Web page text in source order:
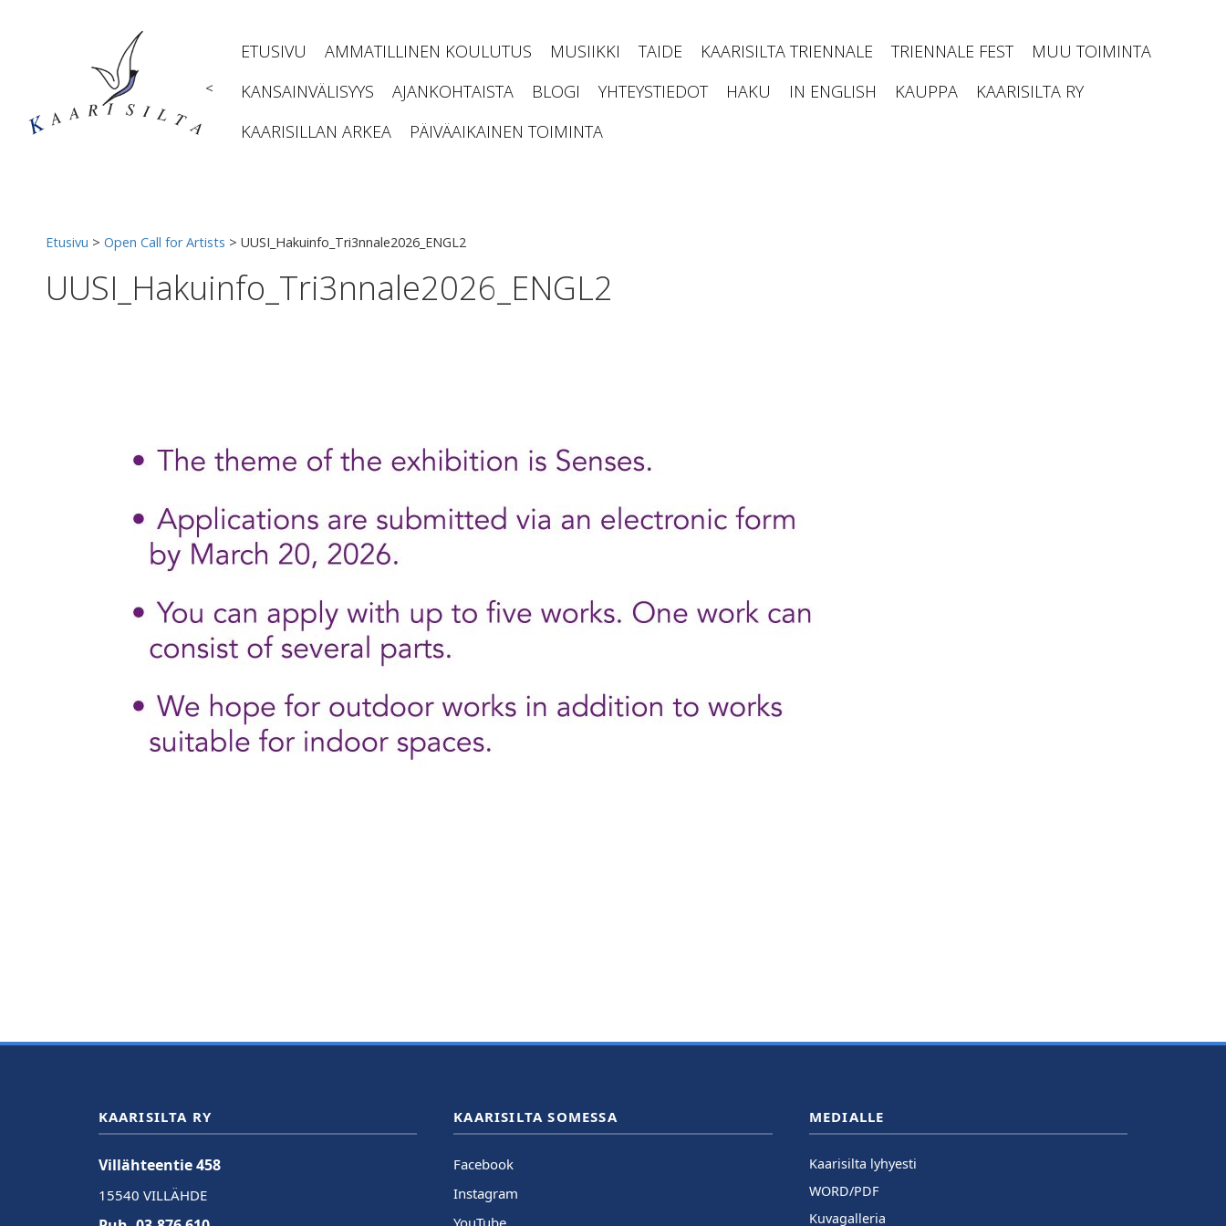
<
ETUSIVU AMMATILLINEN KOULUTUS MUSIIKKI TAIDE KAARISILTA TRIENNALE TRIENNALE FEST
MUU TOIMINTA
KANSAINVÄLISYYS
AJANKOHTAISTA BLOGI YHTEYSTIEDOT HAKU IN ENGLISH KAUPPA
KAARISILTA RY
KAARISILLAN ARKEA
PÄIVÄAIKAINEN TOIMINTA
Etusivu > Open Call for Artists > UUSI_Hakuinfo_Tri3nnale2026_ENGL2
UUSI_Hakuinfo_Tri3nnale2026_ENGL2
KAARISILTA RY
Villähteentie 458
15540 VILLÄHDE
KAARISILTA SOMESSA
Facebook
Instagram
YouTube
MEDIALLE
Kaarisilta lyhyesti
WORD/PDF
Kuvagalleria